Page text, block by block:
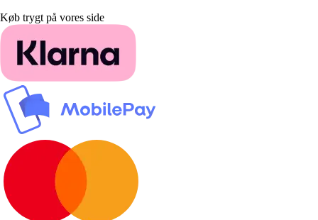
Køb trygt på vores side